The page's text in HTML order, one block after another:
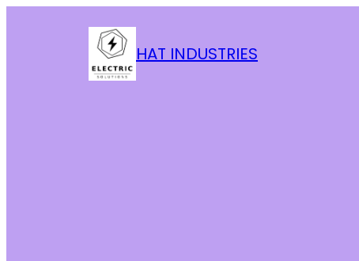
HAT INDUSTRIES